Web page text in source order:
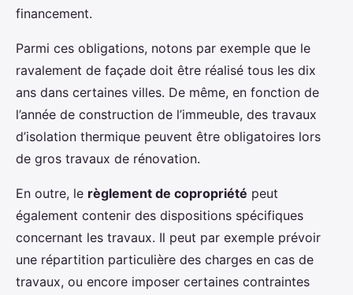
financement.
Parmi ces obligations, notons par exemple que le
ravalement de façade doit être réalisé tous les dix
ans dans certaines villes. De même, en fonction de
l’année de construction de l’immeuble, des travaux
d’isolation thermique peuvent être obligatoires lors
de gros travaux de rénovation.
En outre, le règlement de copropriété peut
également contenir des dispositions spécifiques
concernant les travaux. Il peut par exemple prévoir
une répartition particulière des charges en cas de
travaux, ou encore imposer certaines contraintes